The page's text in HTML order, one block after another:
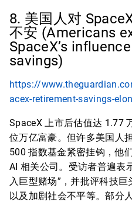
8. 美国人对
不安 (Americans
SpaceX’s
savings)
https://
acex-retirement-savings-
SpaceX 上市后估值达 1.77
位万亿富豪。但许多美国人
500 指数基金紧密挂钩，他
AI 相关公司。受访者普遍表
入巨型赌场”，并批评科技
以及加剧社会不平等。部分